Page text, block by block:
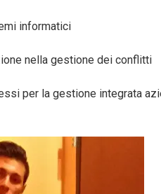
informatici
nella gestione dei conflitti
per la gestione integrata